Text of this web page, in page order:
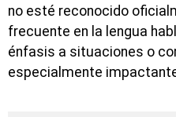
no esté reconocido
frecuente en la lengua
énfasis a situaciones o
especialmente